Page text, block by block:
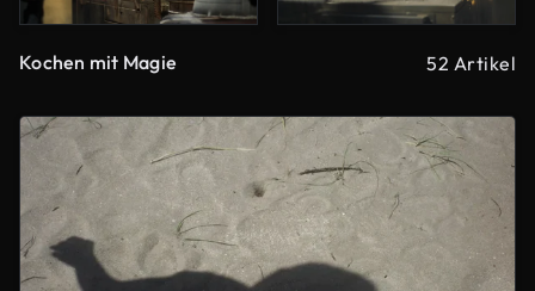
Kochen mit Magie 52 Artikel